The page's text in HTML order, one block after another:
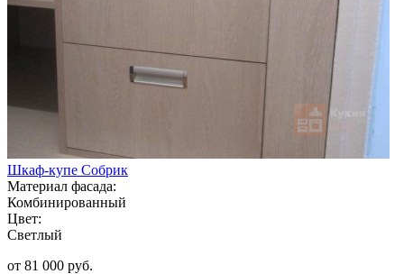
Шкаф-купе Собрик
Материал фасада:
Комбинированный
Цвет:
Светлый
от 81 000 руб.